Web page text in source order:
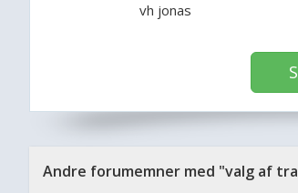
vh jonas
Andre forumemner med "valg af